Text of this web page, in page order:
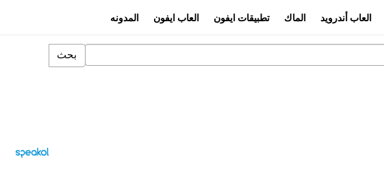
العاب أندرويد الماك تطبيقات ايفون العاب ايفون المدونه
بحث